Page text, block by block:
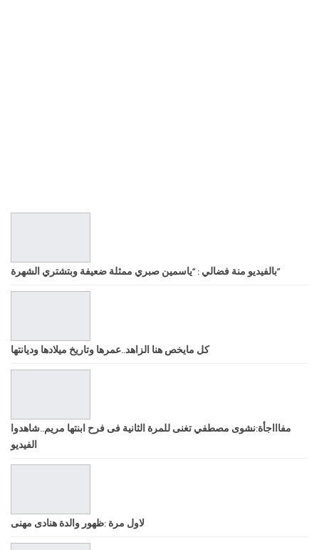
بالفيديو منة فضالي : “ياسمين صبري ممثلة ضعيفة وبتشتري الشهرة”
كل مايخص هنا الزاهد..عمرها وتاريخ ميلادها وديانتها
مفاااجأة:نشوى مصطفي تغنى للمرة الثانية فى فرح ابنتها مريم..شاهدوا
الفيديو
لاول مرة :ظهور والدة هنادى مهنى